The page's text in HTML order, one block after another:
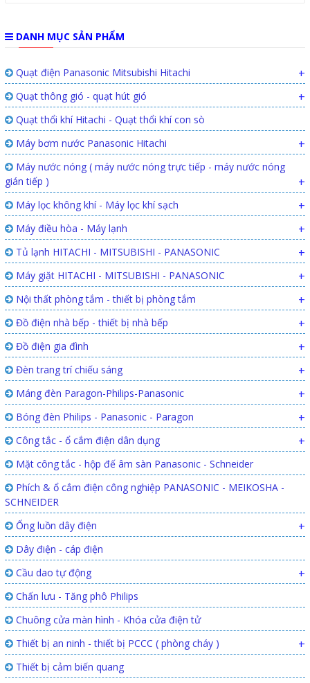
DANH MỤC SẢN PHẨM
Quạt điện Panasonic Mitsubishi Hitachi +
Quạt thông gió - quạt hút gió +
Quạt thổi khí Hitachi - Quạt thổi khí con sò
Máy bơm nước Panasonic Hitachi
+
Máy nước nóng ( máy nước nóng trực tiếp - máy nước nóng
gián tiếp )
+
Máy lọc không khí - Máy lọc khí sạch +
Máy điều hòa - Máy lạnh +
Tủ lạnh HITACHI - MITSUBISHI - PANASONIC +
Máy giặt HITACHI - MITSUBISHI - PANASONIC +
Nội thất phòng tắm - thiết bị phòng tắm +
Đồ điện nhà bếp - thiết bị nhà bếp +
Đồ điện gia đình +
Đèn trang trí chiếu sáng +
Máng đèn Paragon-Philips-Panasonic +
Bóng đèn Philips - Panasonic - Paragon +
Công tắc - ổ cắm điện dân dụng +
Mặt công tắc - hộp đế âm sàn Panasonic - Schneider
Phích & ổ cắm điện công nghiệp PANASONIC - MEIKOSHA -
SCHNEIDER
Ống luồn dây điện
+
Dây điện - cáp điện
Cầu dao tự động
+
Chấn lưu - Tăng phô Philips
Chuông cửa màn hình - Khóa cửa điện tử
Thiết bị an ninh - thiết bị PCCC ( phòng cháy )
+
Thiết bị cảm biến quang